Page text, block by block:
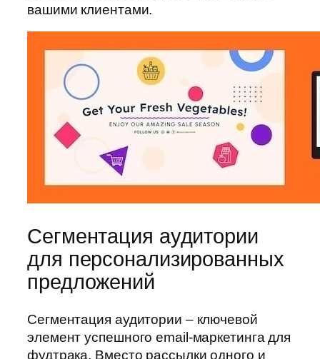
вашими клиентами.
Сегментация аудитории
для персонализированных
предложений
Сегментация аудитории – ключевой
элемент успешного email-маркетинга для
фудтрака. Вместо рассылки одного и